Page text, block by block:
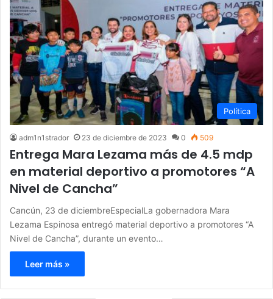
Política
adm1n1strador 23 de diciembre de 2023 0 509
Entrega Mara Lezama más de 4.5 mdp
en material deportivo a promotores “A
Nivel de Cancha”
Cancún, 23 de diciembreEspecialLa gobernadora Mara
Lezama Espinosa entregó material deportivo a promotores “A
Nivel de Cancha”, durante un evento…
Leer más »